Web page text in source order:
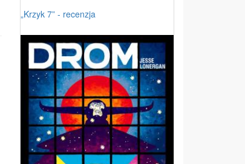
„Krzyk 7” - recenzja